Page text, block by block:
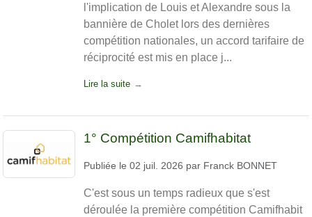
l'implication de Louis et Alexandre sous la
bannière de Cholet lors des dernières
compétition nationales, un accord tarifaire de
réciprocité est mis en place j...
Lire la suite
1° Compétition Camifhabitat
Publiée le 02 juil. 2026 par Franck BONNET
C'est sous un temps radieux que s'est
déroulée la première compétition Camifhabit